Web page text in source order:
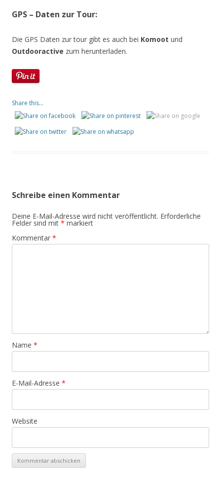
GPS – Daten zur Tour:
Die GPS Daten zur tour gibt es auch bei Komoot und
Outdooractive zum herunterladen.
Share this...
Schreibe einen Kommentar
Deine E-Mail-Adresse wird nicht veröffentlicht. Erforderliche
Felder sind mit * markiert
Kommentar *
Name *
E-Mail-Adresse *
Website